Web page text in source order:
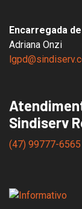
Encarregada
Adriana Onzi
Sindiserv
(47) 99777-6565